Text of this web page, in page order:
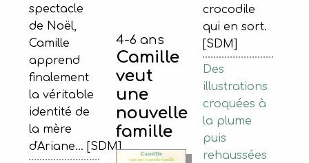
spectacle
de Noël,
Camille
apprend
finalement
la véritable
identité de
la mère
d'Ariane... [SDM]
crocodile
qui en sort.
[SDM]
Des
illustrations
croquées à
la plume
puis
rehaussées
4-6 ans
Camille
veut
une
nouvelle
famille